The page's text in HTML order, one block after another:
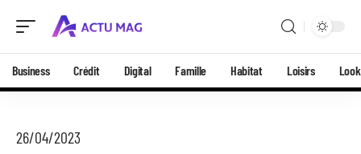
Business Crédit Digital Famille Habitat Loisirs Look
26/04/2023